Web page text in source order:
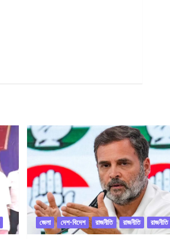
জেলা দেশ-বিদেশ রাজনীতি রাজনীতি রাজনীতি